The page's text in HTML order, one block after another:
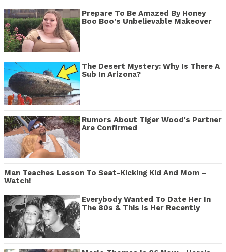
Prepare To Be Amazed By Honey
Boo Boo's Unbelievable Makeover
The Desert Mystery: Why Is There A
Sub In Arizona?
Rumors About Tiger Wood's Partner
Are Confirmed
Man Teaches Lesson To Seat-Kicking Kid And Mom –
Watch!
Everybody Wanted To Date Her In
The 80s & This Is Her Recently